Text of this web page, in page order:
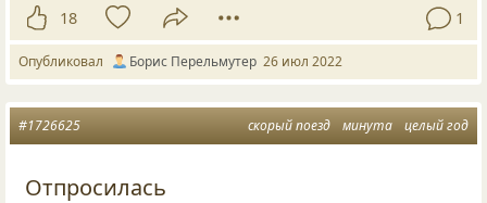
18 1
Опубликовал Борис Перельмутер 26 июл 2022
скорый поезд минута целый год
#1726625
Отпросилась